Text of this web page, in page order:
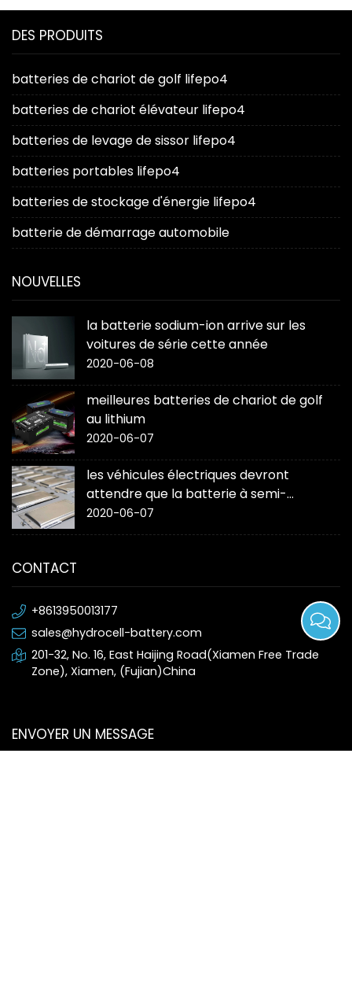
DES PRODUITS
batteries de chariot de golf lifepo4
batteries de chariot élévateur lifepo4
batteries de levage de sissor lifepo4
batteries portables lifepo4
batteries de stockage d'énergie lifepo4
batterie de démarrage automobile
NOUVELLES
la batterie sodium-ion arrive sur les
voitures de série cette année
2020-06-08
meilleures batteries de chariot de golf
au lithium
2020-06-07
les véhicules électriques devront
attendre que la batterie à semi-
conducteurs « change la donne »
2020-06-07
CONTACT
+8613950013177
sales@hydrocell-battery.com
201-32, No. 16, East Haijing Road(Xiamen Free Trade
Zone), Xiamen, (Fujian)China
ENVOYER UN MESSAGE